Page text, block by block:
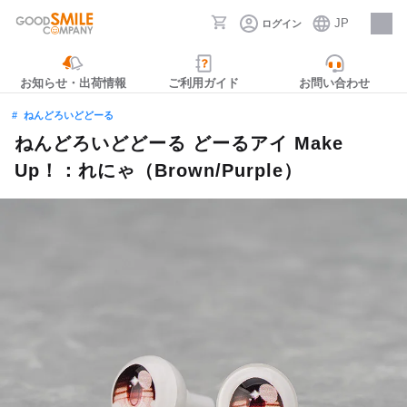
ログイン JP
採用情報
お知らせ・出荷情報 ご利用ガイド お問い合わせ
ねんどろいどどーる
ねんどろいどどーる どーるアイ Make
Up！：れにゃ（Brown/Purple）